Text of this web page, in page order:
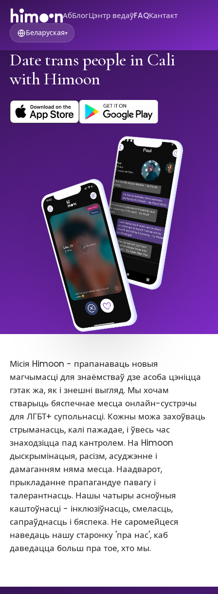
АбБлогЦэнтр ведаўFAQКантакт
Беларуская▾
Date trans people in Cali
with Himoon
Місія Himoon - прапанаваць новыя
магчымасці для знаёмстваў дзе асоба цэніцца
гэтак жа, як і знешні выгляд. Мы хочам
стварыць бяспечнае месца онлайн-сустрэчы
для ЛГБТ+ супольнасці. Кожны можа захоўваць
стрыманасць, калі пажадае, і ўвесь час
знаходзіцца пад кантролем. На Himoon
дыскрымінацыя, расізм, асуджэнне і
дамаганням няма месца. Наадварот,
прыкладанне прапагандуе павагу і
талерантнасць. Нашы чатыры асноўныя
каштоўнасці - інклюзіўнасць, смеласць,
сапраўднасць і бяспека. Не саромейцеся
наведаць нашу старонку 'пра нас', каб
даведацца больш пра тое, хто мы.